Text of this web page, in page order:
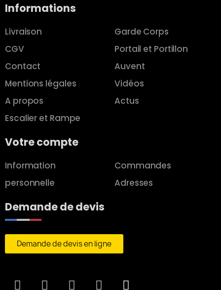
Informations
Livraison
CGV
Contact
Mentions légales
A propos
Escalier et Rampe
Garde Corps
Portail et Portillon
Auvent
Vidéos
Actus
Votre compte
Information
personnelle
Commandes
Adresses
Demande de devis
Demande de devis en ligne